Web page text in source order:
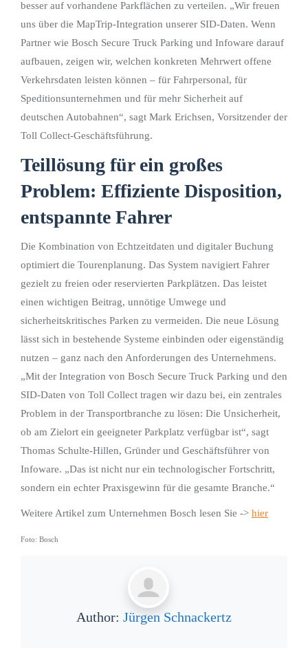
besser auf vorhandene Parkflächen zu verteilen. „Wir freuen
uns über die MapTrip-Integration unserer SID-Daten. Wenn
Partner wie Bosch Secure Truck Parking und Infoware darauf
aufbauen, zeigen wir, welchen konkreten Mehrwert offene
Verkehrsdaten leisten können – für Fahrpersonal, für
Speditionsunternehmen und für mehr Sicherheit auf
deutschen Autobahnen“, sagt Mark Erichsen, Vorsitzender der
Toll Collect-Geschäftsführung.
Teillösung für ein großes
Problem: Effiziente Disposition,
entspannte Fahrer
Die Kombination von Echtzeitdaten und digitaler Buchung
optimiert die Tourenplanung. Das System navigiert Fahrer
gezielt zu freien oder reservierten Parkplätzen. Das leistet
einen wichtigen Beitrag, unnötige Umwege und
sicherheitskritisches Parken zu vermeiden. Die neue Lösung
lässt sich in bestehende Systeme einbinden oder eigenständig
nutzen – ganz nach den Anforderungen des Unternehmens.
„Mit der Integration von Bosch Secure Truck Parking und den
SID-Daten von Toll Collect tragen wir dazu bei, ein zentrales
Problem in der Transportbranche zu lösen: Die Unsicherheit,
ob am Zielort ein geeigneter Parkplatz verfügbar ist“, sagt
Thomas Schulte-Hillen, Gründer und Geschäftsführer von
Infoware. „Das ist nicht nur ein technologischer Fortschritt,
sondern ein echter Praxisgewinn für die gesamte Branche.“
Weitere Artikel zum Unternehmen Bosch lesen Sie -> hier
Foto: Bosch
Author: Jürgen Schnackertz